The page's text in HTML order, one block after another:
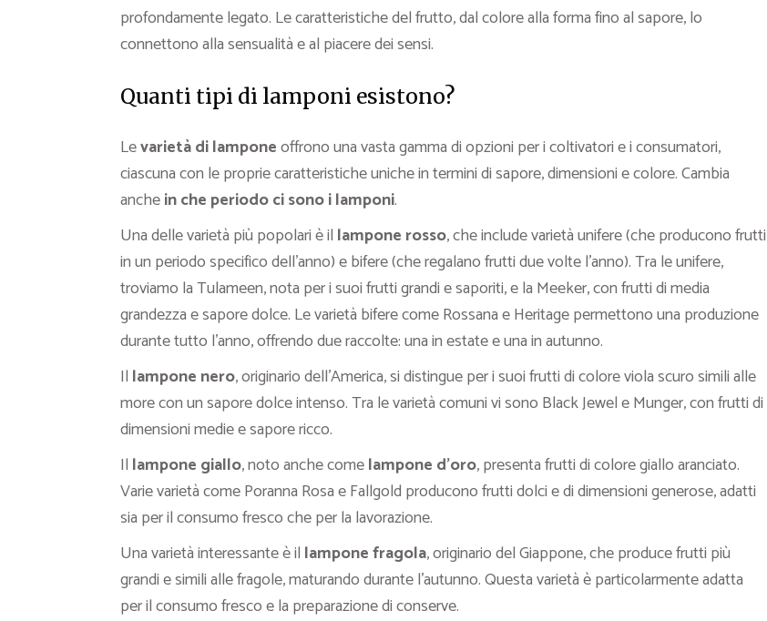
profondamente legato. Le caratteristiche del frutto, dal colore alla forma fino al sapore, lo
connettono alla sensualità e al piacere dei sensi.
Quanti tipi di lamponi esistono?
Levarietà di lamponeoffrono una vasta gamma di opzioni per i coltivatori e i consumatori,
ciascuna con le proprie caratteristiche uniche in termini di sapore, dimensioni e colore. Cambia
anchein che periodo ci sono i lamponi.
Una delle varietà più popolari è il lampone rosso, che include varietà unifere (che producono frutti
in un periodo specifico dell’anno) e bifere (che regalano frutti due volte l’anno). Tra le unifere,
troviamo la Tulameen, nota per i suoi frutti grandi e saporiti, e la Meeker, con frutti di media
grandezza e sapore dolce. Le varietà bifere come Rossana e Heritage permettono una produzione
durante tutto l’anno, offrendo due raccolte: una in estate e una in autunno.
Il lampone nero, originario dell’America, si distingue per i suoi frutti di colore viola scuro simili alle
more con un sapore dolce intenso. Tra le varietà comuni vi sono Black Jewel e Munger, con frutti di
dimensioni medie e sapore ricco.
Il lampone giallo, noto anche comelampone d’oro, presenta frutti di colore giallo aranciato.
Varie varietà come Poranna Rosa e Fallgold producono frutti dolci e di dimensioni generose, adatti
sia per il consumo fresco che per la lavorazione.
Una varietà interessante è il lampone fragola, originario del Giappone, che produce frutti più
grandi e simili alle fragole, maturando durante l’autunno. Questa varietà è particolarmente adatta
per il consumo fresco e la preparazione di conserve.